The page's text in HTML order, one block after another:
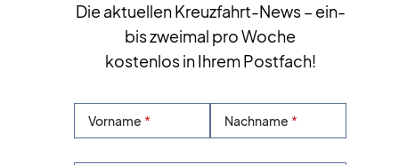
Die aktuellen Kreuzfahrt-News – ein-
bis zweimal pro Woche
kostenlos in Ihrem Postfach!
Vorname Nachname